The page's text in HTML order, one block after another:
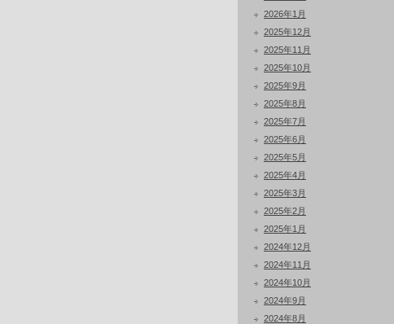
2026年1月
2025年12月
2025年11月
2025年10月
2025年9月
2025年8月
2025年7月
2025年6月
2025年5月
2025年4月
2025年3月
2025年2月
2025年1月
2024年12月
2024年11月
2024年10月
2024年9月
2024年8月